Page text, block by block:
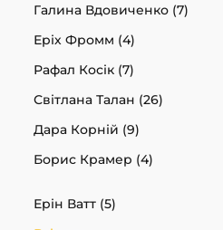
Галина Вдовиченко (7)
Еріх Фромм (4)
Рафал Косік (7)
Світлана Талан (26)
Дара Корній (9)
Борис Крамер (4)
Ерін Ватт (5)